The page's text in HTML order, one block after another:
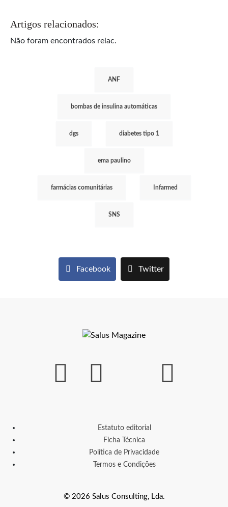
Artigos relacionados:
Não foram encontrados relac.
ANF
bombas de insulina automáticas
dgs diabetes tipo 1
ema paulino
farmácias comunitárias Infarmed
SNS
Facebook Twitter
Estatuto editorial
Ficha Técnica
Política de Privacidade
Termos e Condições
© 2026 Salus Consulting, Lda.